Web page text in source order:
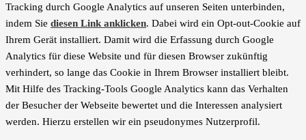
Tracking durch Google Analytics auf unseren Seiten unterbinden,
indem Sie diesen Link anklicken. Dabei wird ein Opt-out-Cookie auf
Ihrem Gerät installiert. Damit wird die Erfassung durch Google
Analytics für diese Website und für diesen Browser zukünftig
verhindert, so lange das Cookie in Ihrem Browser installiert bleibt.
Mit Hilfe des Tracking-Tools Google Analytics kann das Verhalten
der Besucher der Webseite bewertet und die Interessen analysiert
werden. Hierzu erstellen wir ein pseudonymes Nutzerprofil.